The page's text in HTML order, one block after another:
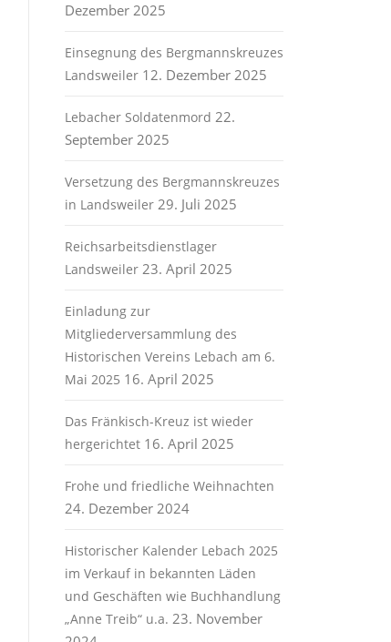
Dezember 2025
Einsegnung des Bergmannskreuzes
Landsweiler 12. Dezember 2025
Lebacher Soldatenmord 22.
September 2025
Versetzung des Bergmannskreuzes
in Landsweiler 29. Juli 2025
Reichsarbeitsdienstlager
Landsweiler 23. April 2025
Einladung zur
Mitgliederversammlung des
Historischen Vereins Lebach am 6.
Mai 2025 16. April 2025
Das Fränkisch-Kreuz ist wieder
hergerichtet 16. April 2025
Frohe und friedliche Weihnachten
24. Dezember 2024
Historischer Kalender Lebach 2025
im Verkauf in bekannten Läden
und Geschäften wie Buchhandlung
„Anne Treib“ u.a. 23. November